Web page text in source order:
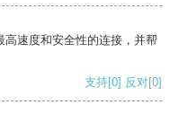
速度和安全性的连接，并帮
支持[0] 反对[0]